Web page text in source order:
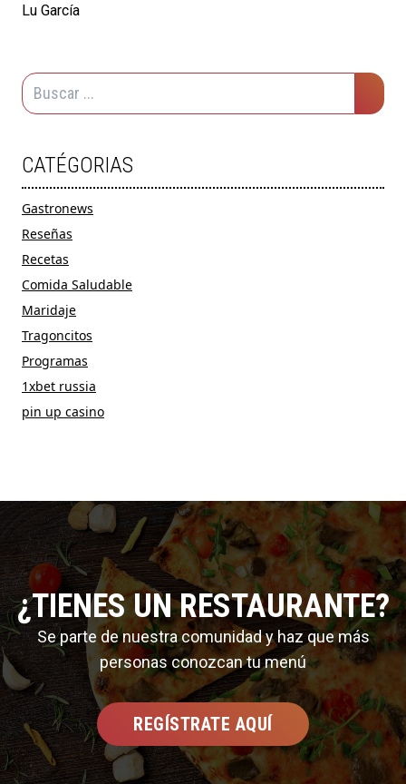
Lu García
CATÉGORIAS
Gastronews
Reseñas
Recetas
Comida Saludable
Maridaje
Tragoncitos
Programas
1xbet russia
pin up casino
¿TIENES UN RESTAURANTE?
Se parte de nuestra comunidad y haz que más
personas conozcan tu menú
REGÍSTRATE AQUÍ